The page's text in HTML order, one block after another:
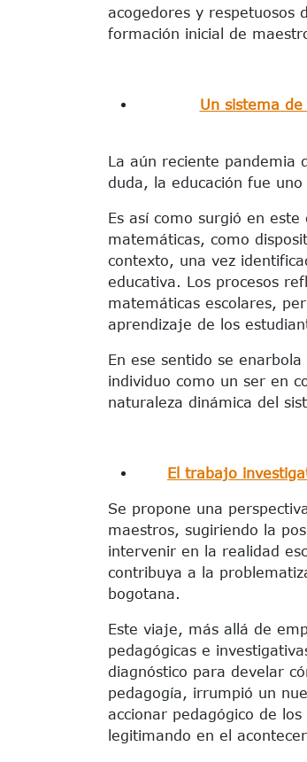
acogedores y respetuosos
formación inicial de
Un sistema
La aún reciente pandemia
duda, la educación fue
Es así como surgió en
matemáticas, como
contexto, una vez
educativa. Los procesos
matemáticas escolares,
aprendizaje de los
En ese sentido se
individuo como un ser en
naturaleza dinámica del
El trabajo
Se propone una
maestros, sugiriendo la
intervenir en la realidad
contribuya a la
bogotana.
Este viaje, más allá de
pedagógicas e
diagnóstico para develar
pedagogía, irrumpió un
accionar pedagógico de
legitimando en el